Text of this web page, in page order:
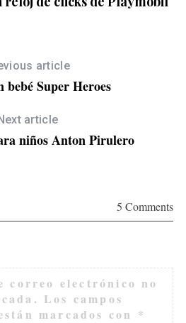
article
bebé Super Heroes
article
niños Anton Pirulero
5 Comments
correo electrónico no
Los campos
marcados con *